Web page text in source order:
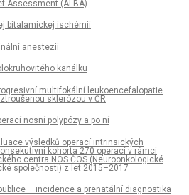
Assessment (ALBA)
bitalamickej ischémii
anestezii
kanálku
multifokální leukoencefalopatie
sklerózou v ČR
nosní polypózy a po ní
výsledků operací intrinsických
kohorta 270 operací v rámci
centra NOS ČOS (Neuroonkologické
společnosti) z let 2015–2017
– incidence a prenatální dia­gnostika